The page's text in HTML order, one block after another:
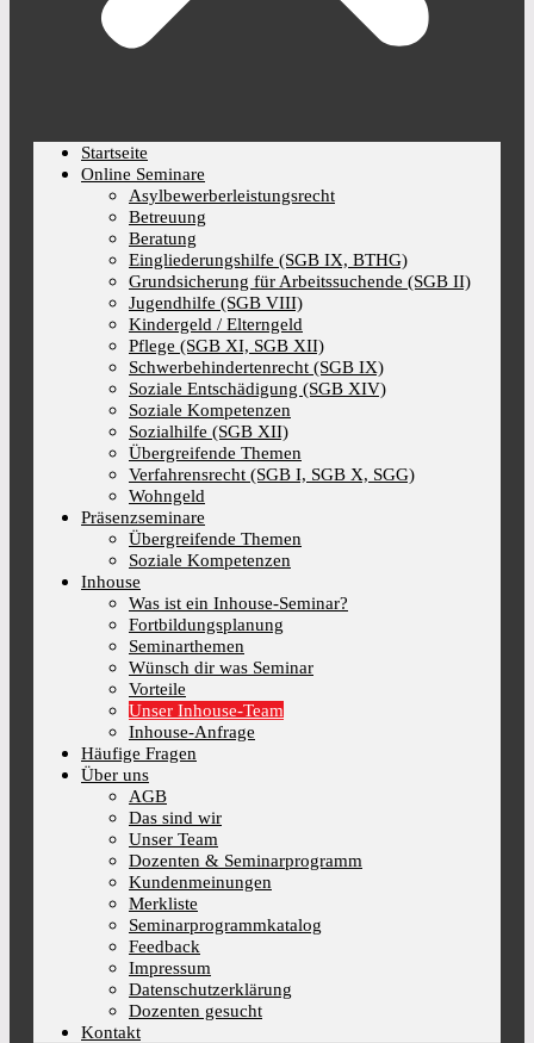
Startseite
Online Seminare
Asylbewerberleistungsrecht
Betreuung
Beratung
Eingliederungshilfe (SGB IX, BTHG)
Grundsicherung für Arbeitssuchende (SGB II)
Jugendhilfe (SGB VIII)
Kindergeld / Elterngeld
Pflege (SGB XI, SGB XII)
Schwerbehindertenrecht (SGB IX)
Soziale Entschädigung (SGB XIV)
Soziale Kompetenzen
Sozialhilfe (SGB XII)
Übergreifende Themen
Verfahrensrecht (SGB I, SGB X, SGG)
Wohngeld
Präsenzseminare
Übergreifende Themen
Soziale Kompetenzen
Inhouse
Was ist ein Inhouse-Seminar?
Fortbildungsplanung
Seminarthemen
Wünsch dir was Seminar
Vorteile
Unser Inhouse-Team
Inhouse-Anfrage
Häufige Fragen
Über uns
AGB
Das sind wir
Unser Team
Dozenten & Seminarprogramm
Kundenmeinungen
Merkliste
Seminarprogrammkatalog
Feedback
Impressum
Datenschutzerklärung
Dozenten gesucht
Kontakt